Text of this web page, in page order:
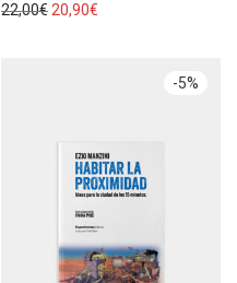
22,00€20,90€
-5%